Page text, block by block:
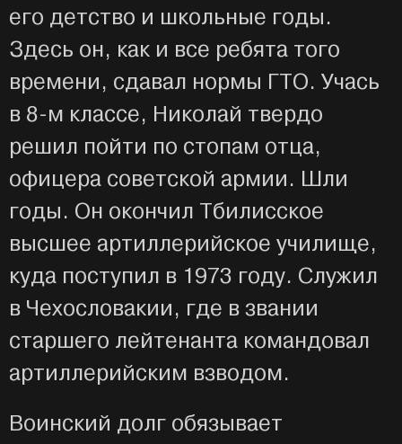
его детство и школьные годы.
Здесь он, как и все ребята того
времени, сдавал нормы ГТО. Учась
в 8-м классе, Николай твердо
решил пойти по стопам отца,
офицера советской армии. Шли
годы. Он окончил Тбилисское
высшее артиллерийское училище,
куда поступил в 1973 году. Служил
в Чехословакии, где в звании
старшего лейтенанта командовал
артиллерийским взводом.
Воинский долг обязывает